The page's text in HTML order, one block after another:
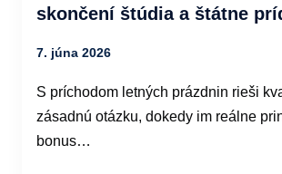
skončení štúdia a štátne
7. júna 2026
S príchodom letných prázdnin rieši
zásadnú otázku, dokedy im reálne
bonus…